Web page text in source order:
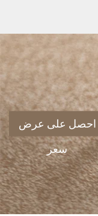
احصل على عرض
سعر